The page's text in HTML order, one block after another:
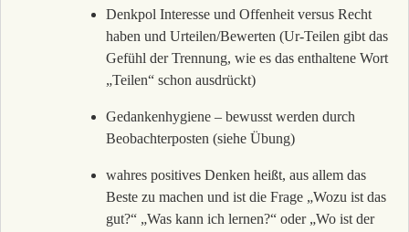
Denkpol Interesse und Offenheit versus Recht
haben und Urteilen/Bewerten (Ur-Teilen gibt das
Gefühl der Trennung, wie es das enthaltene Wort
„Teilen“ schon ausdrückt)
Gedankenhygiene – bewusst werden durch
Beobachterposten (siehe Übung)
wahres positives Denken heißt, aus allem das
Beste zu machen und ist die Frage „Wozu ist das
gut?“ „Was kann ich lernen?“ oder „Wo ist der